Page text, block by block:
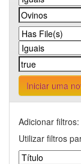
Iniciar uma
Adicionar filtros:
Utilizar filtros